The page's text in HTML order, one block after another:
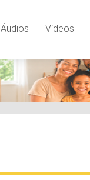
Áudios Vídeos